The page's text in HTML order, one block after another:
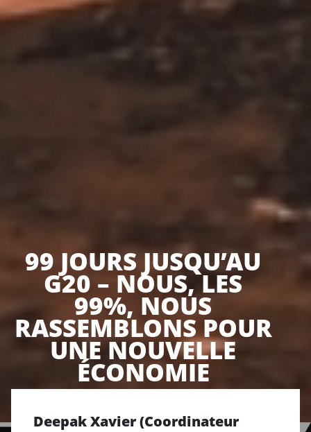
99 JOURS JUSQU’AU
G20 – NOUS, LES
99%, NOUS
RASSEMBLONS POUR
UNE NOUVELLE
ÉCONOMIE
Deepak Xavier (Coordinateur